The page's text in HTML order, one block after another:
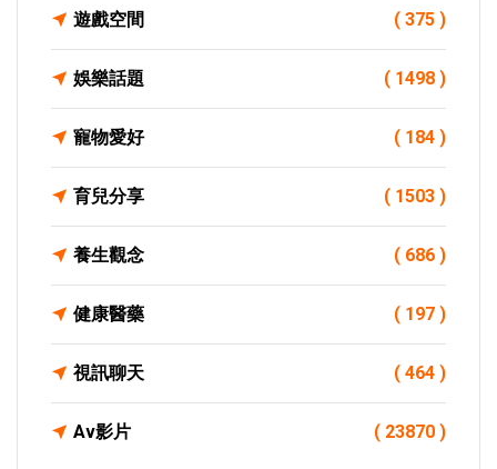
遊戲空間 ( 375 )
娛樂話題 ( 1498 )
寵物愛好 ( 184 )
育兒分享 ( 1503 )
養生觀念 ( 686 )
健康醫藥 ( 197 )
視訊聊天 ( 464 )
Av影片 ( 23870 )